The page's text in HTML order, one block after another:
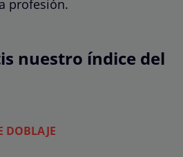
profesión.
nuestro índice del
DOBLAJE